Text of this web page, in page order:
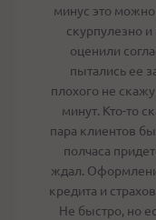
минус это можно
скурпулезно
оценили
пытались ее
плохого не
минут. Кто-то
пара клиентов
полчаса
ждал.
кредита и
Не быстро, но